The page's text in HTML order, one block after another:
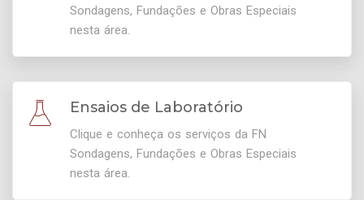
Sondagens, Fundações e Obras Especiais
nesta área.
Ensaios de Laboratório
Clique e conheça os serviços da FN
Sondagens, Fundações e Obras Especiais
nesta área.